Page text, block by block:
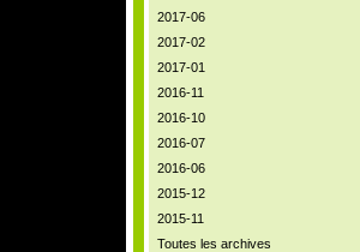
2017-06
2017-02
2017-01
2016-11
2016-10
2016-07
2016-06
2015-12
2015-11
Toutes les archives